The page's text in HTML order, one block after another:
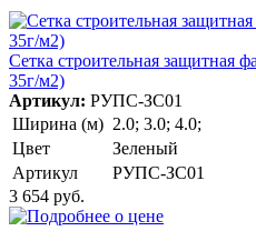
Сетка строительная защитная
35г/м2)
Артикул: РУПС-ЗС01
Ширина (м) 2.0; 3.0; 4.0;
Цвет
Зеленый
Артикул
РУПС-ЗС01
3 654 руб.